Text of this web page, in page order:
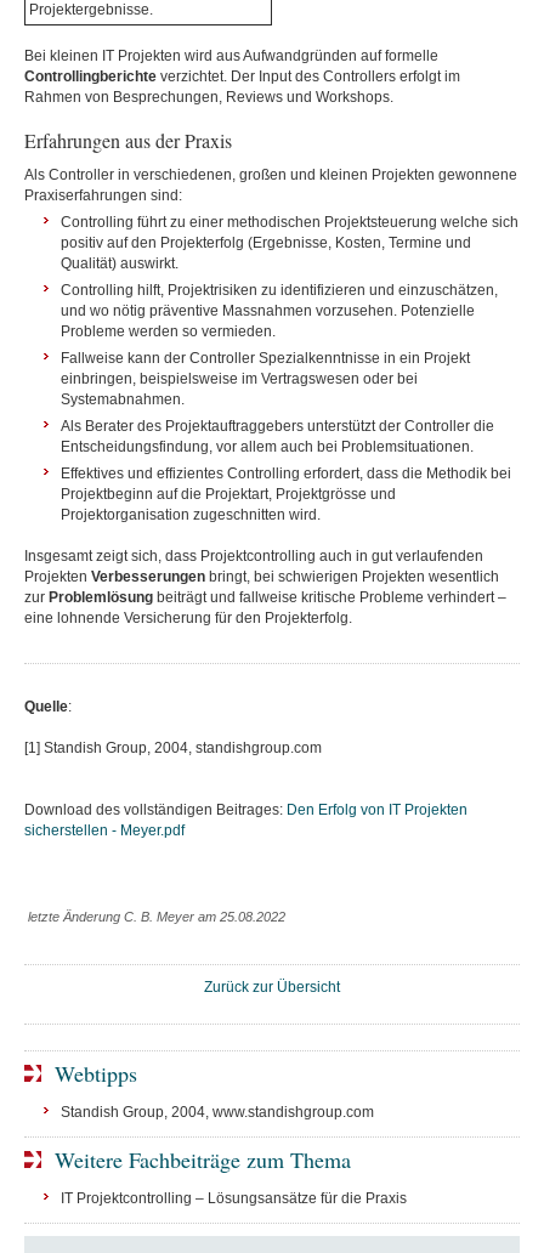
Projektergebnisse.
Bei kleinen IT Projekten wird aus Aufwandgründen auf formelle
Controllingberichte verzichtet. Der Input des Controllers erfolgt im
Rahmen von Besprechungen, Reviews und Workshops.
Erfahrungen aus der Praxis
Als Controller in verschiedenen, großen und kleinen Projekten gewonnene
Praxiserfahrungen sind:
Controlling führt zu einer methodischen Projektsteuerung welche sich
positiv auf den Projekterfolg (Ergebnisse, Kosten, Termine und
Qualität) auswirkt.
Controlling hilft, Projektrisiken zu identifizieren und einzuschätzen,
und wo nötig präventive Massnahmen vorzusehen. Potenzielle
Probleme werden so vermieden.
Fallweise kann der Controller Spezialkenntnisse in ein Projekt
einbringen, beispielsweise im Vertragswesen oder bei
Systemabnahmen.
Als Berater des Projektauftraggebers unterstützt der Controller die
Entscheidungsfindung, vor allem auch bei Problemsituationen.
Effektives und effizientes Controlling erfordert, dass die Methodik bei
Projektbeginn auf die Projektart, Projektgrösse und
Projektorganisation zugeschnitten wird.
Insgesamt zeigt sich, dass Projektcontrolling auch in gut verlaufenden
Projekten Verbesserungen bringt, bei schwierigen Projekten wesentlich
zur Problemlösung beiträgt und fallweise kritische Probleme verhindert –
eine lohnende Versicherung für den Projekterfolg.
Quelle:
[1] Standish Group, 2004, standishgroup.com
Download des vollständigen Beitrages: Den Erfolg von IT Projekten
sicherstellen - Meyer.pdf
letzte Änderung C. B. Meyer am 25.08.2022
Zurück zur Übersicht
Webtipps
Standish Group, 2004, www.standishgroup.com
Weitere Fachbeiträge zum Thema
IT Projektcontrolling – Lösungsansätze für die Praxis